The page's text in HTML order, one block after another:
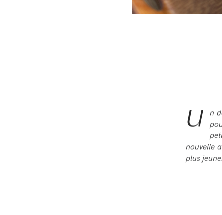
U n d
nouvelle
plus